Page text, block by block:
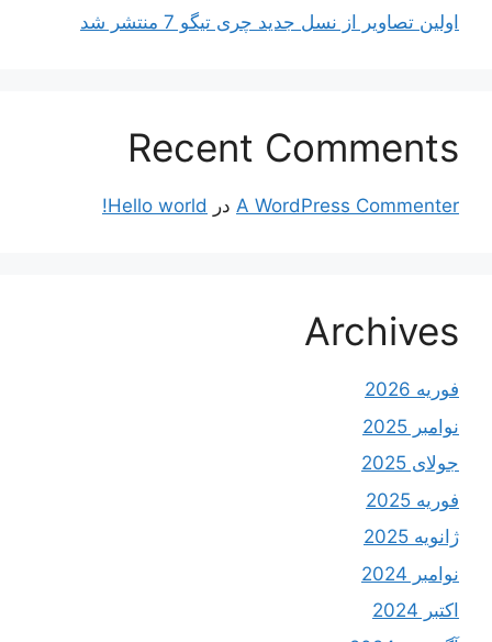
اولین تصاویر از نسل جدید چری تیگو 7 منتشر شد
Recent Comments
A WordPress Commenter در Hello world!
Archives
فوریه 2026
نوامبر 2025
جولای 2025
فوریه 2025
ژانویه 2025
نوامبر 2024
اکتبر 2024